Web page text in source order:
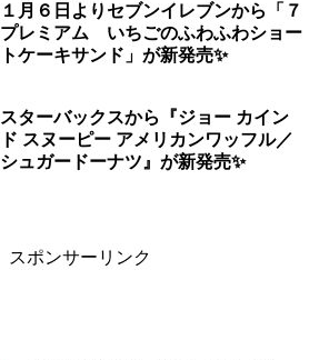
１月６日よりセブンイレブンから「７
プレミアム いちごのふわふわショー
トケーキサンド」が新発売✨
スターバックスから『ジョー カイン
ド スヌーピー アメリカンワッフル／
シュガードーナツ』が新発売✨
スポンサーリンク